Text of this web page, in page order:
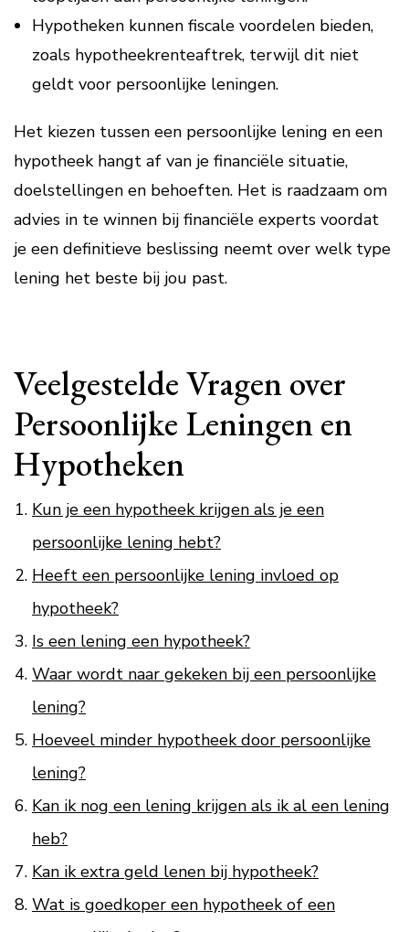
Hypotheken kunnen fiscale voordelen bieden,
zoals hypotheekrenteaftrek, terwijl dit niet
geldt voor persoonlijke leningen.
Het kiezen tussen een persoonlijke lening en een
hypotheek hangt af van je financiële situatie,
doelstellingen en behoeften. Het is raadzaam om
advies in te winnen bij financiële experts voordat
je een definitieve beslissing neemt over welk type
lening het beste bij jou past.
Veelgestelde Vragen over
Persoonlijke Leningen en
Hypotheken
Kun je een hypotheek krijgen als je een
persoonlijke lening hebt?
Heeft een persoonlijke lening invloed op
hypotheek?
Is een lening een hypotheek?
Waar wordt naar gekeken bij een persoonlijke
lening?
Hoeveel minder hypotheek door persoonlijke
lening?
Kan ik nog een lening krijgen als ik al een lening
heb?
Kan ik extra geld lenen bij hypotheek?
Wat is goedkoper een hypotheek of een